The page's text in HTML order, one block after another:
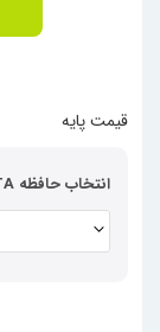
قیمت پایه
انتخاب حافظه SSD SATA در حالت زیروکلاینت